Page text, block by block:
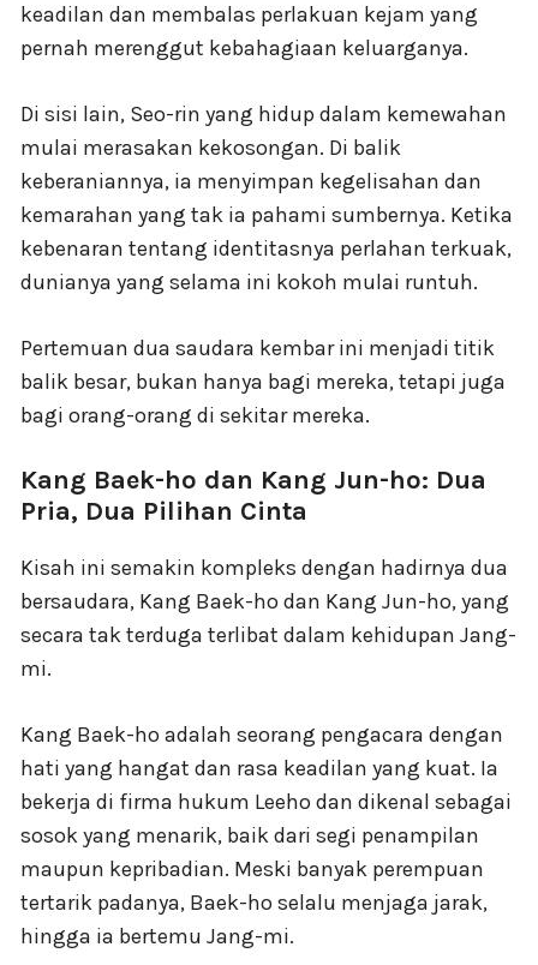
keadilan dan membalas perlakuan kejam yang
pernah merenggut kebahagiaan keluarganya.
Di sisi lain, Seo-rin yang hidup dalam kemewahan
mulai merasakan kekosongan. Di balik
keberaniannya, ia menyimpan kegelisahan dan
kemarahan yang tak ia pahami sumbernya. Ketika
kebenaran tentang identitasnya perlahan terkuak,
dunianya yang selama ini kokoh mulai runtuh.
Pertemuan dua saudara kembar ini menjadi titik
balik besar, bukan hanya bagi mereka, tetapi juga
bagi orang-orang di sekitar mereka.
Kang Baek-ho dan Kang Jun-ho: Dua
Pria, Dua Pilihan Cinta
Kisah ini semakin kompleks dengan hadirnya dua
bersaudara, Kang Baek-ho dan Kang Jun-ho, yang
secara tak terduga terlibat dalam kehidupan Jang-
mi.
Kang Baek-ho adalah seorang pengacara dengan
hati yang hangat dan rasa keadilan yang kuat. Ia
bekerja di firma hukum Leeho dan dikenal sebagai
sosok yang menarik, baik dari segi penampilan
maupun kepribadian. Meski banyak perempuan
tertarik padanya, Baek-ho selalu menjaga jarak,
hingga ia bertemu Jang-mi.